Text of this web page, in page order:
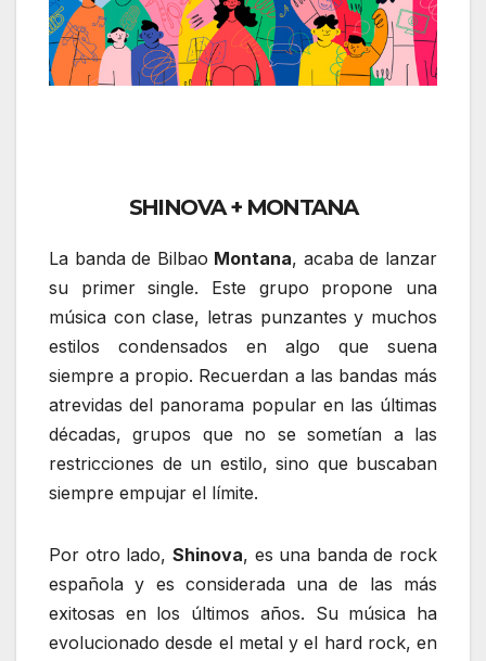
SHINOVA + MONTANA
La banda de Bilbao Montana, acaba de lanzar
su primer single. Este grupo propone una
música con clase, letras punzantes y muchos
estilos condensados en algo que suena
siempre a propio. Recuerdan a las bandas más
atrevidas del panorama popular en las últimas
décadas, grupos que no se sometían a las
restricciones de un estilo, sino que buscaban
siempre empujar el límite.
Por otro lado, Shinova, es una banda de rock
española y es considerada una de las más
exitosas en los últimos años. Su música ha
evolucionado desde el metal y el hard rock, en